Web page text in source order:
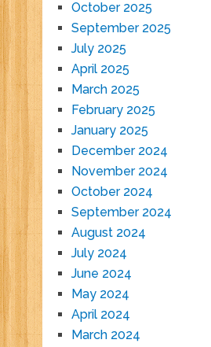
October 2025
September 2025
July 2025
April 2025
March 2025
February 2025
January 2025
December 2024
November 2024
October 2024
September 2024
August 2024
July 2024
June 2024
May 2024
April 2024
March 2024